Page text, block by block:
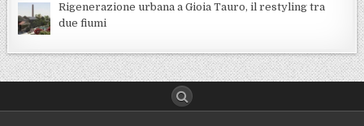
Rigenerazione urbana a Gioia Tauro, il restyling tra
due fiumi